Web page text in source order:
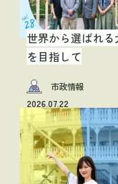
世界から選ばれる
を目指して
市政情報
2026.07.22